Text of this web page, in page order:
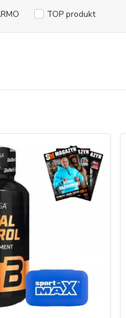
TOP produkt